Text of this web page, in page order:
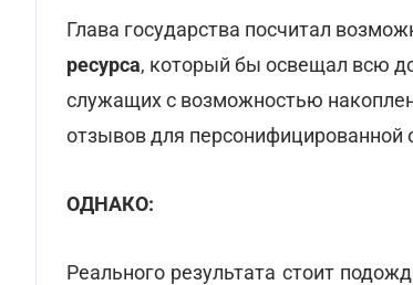
Глава государства посчитал
ресурса, который бы освещал всю
служащих с возможностью
отзывов для персонифицированной
ОДНАКО:
Реального результата стоит